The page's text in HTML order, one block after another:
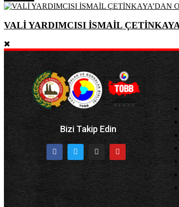
VALİ YARDIMCISI İSMAİL
Bizi Takip Edin